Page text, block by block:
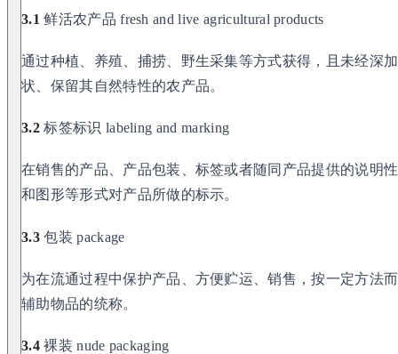
3.1 鲜活农产品 fresh and live agricultural products
通过种植、养殖、捕捞、野生采集等方式获得，且未经深
状、保留其自然特性的农产品。
3.2标签标识 labeling and marking
在销售的产品、产品包装、标签或者随同产品提供的说明
和图形等形式对产品所做的标示。
3.3包装 package
为在流通过程中保护产品、方便贮运、销售，按一定方法
辅助物品的统称。
3.4裸装 nude packaging